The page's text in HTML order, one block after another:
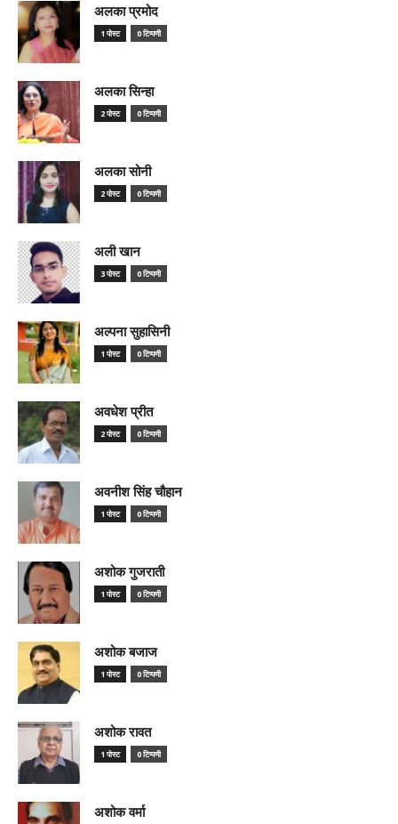
अलका प्रमोद
1 पोस्ट 0 टिप्पणी
अलका सिन्हा
2 पोस्ट 0 टिप्पणी
अलका सोनी
2 पोस्ट 0 टिप्पणी
अली खान
3 पोस्ट 0 टिप्पणी
अल्पना सुहासिनी
1 पोस्ट 0 टिप्पणी
अवधेश प्रीत
2 पोस्ट 0 टिप्पणी
अवनीश सिंह चौहान
1 पोस्ट 0 टिप्पणी
अशोक गुजराती
1 पोस्ट 0 टिप्पणी
अशोक बजाज
1 पोस्ट 0 टिप्पणी
अशोक रावत
1 पोस्ट 0 टिप्पणी
अशोक वर्मा